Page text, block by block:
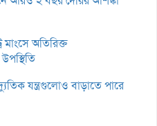
অতিরিক্ত
যন্ত্রগুলোও বাড়াতে পারে